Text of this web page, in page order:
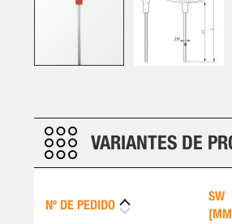
comienzo
de
galería
imágenes
VARIANTES DE
Nº DE PEDIDO
SW